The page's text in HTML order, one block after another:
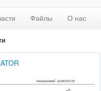
Файлы О нас